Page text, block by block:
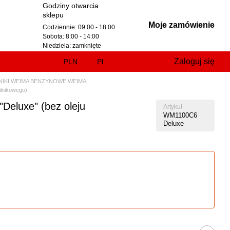
Godziny otwarcia
sklepu
Codziennie: 09:00 - 18:00
Sobota: 8:00 - 14:00
Niedziela: zamknięte
Moje zamówienie
PLN Pl Zaloguj się
WEIMA BENZYNOWE WEIMA
(bez oleju
Artykuł
WM1100C6
Deluxe